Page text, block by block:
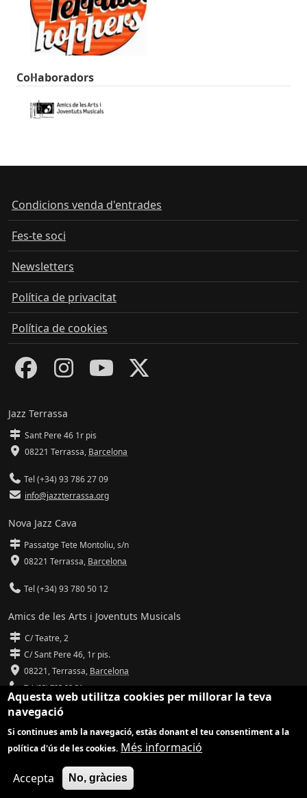
Col·laboradors
Condicions venda d'entrades
Fes-te soci
Newsletters
Política de privacitat
Política de cookies
Jazz Terrassa
Sant Pere 46 1r pis
08221 Terrassa, Barcelona
Tel (+34) 93 786 27 09
info@jazzterrassa.org
Nova Jazz Cava
Passatge Tete Montoliu, s/n
08221 Terrassa, Barcelona
Tel (+34) 93 780 50 12
Amics de les Arts i Joventuts Musicals
C/ Teatre, 2
C/ Sant Pere 46, 1r pis.
08221,Terrassa, Barcelona
Tel (93) 785 92 31
info@amicsdelesarts-jjmm.cat
www.amicsdelesarts-jjmm.cat
Adaptació de
Aquesta web utilitza cookies per millorar la teva
navegació
Si continues amb la navegació, estàs donant el teu consentiment a la
política d'ús de les cookies. Més informació
Accepta No, gràcies